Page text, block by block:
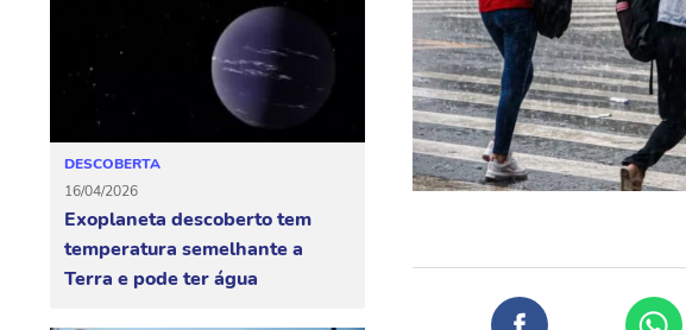
DESCOBERTA
16/04/2026
Exoplaneta descoberto tem
temperatura semelhante a
Terra e pode ter água